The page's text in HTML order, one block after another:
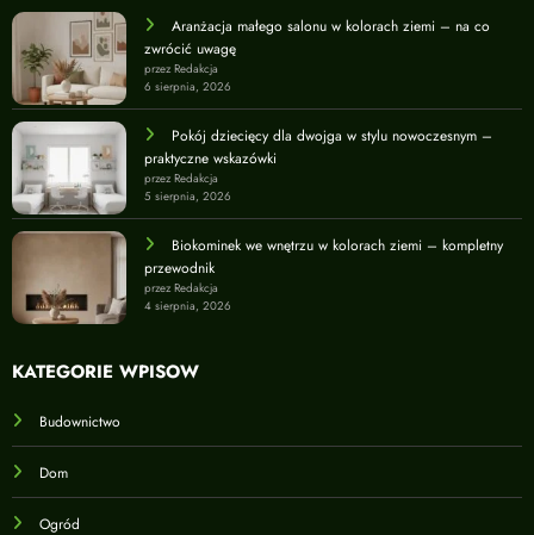
Aranżacja małego salonu w kolorach ziemi – na co
zwrócić uwagę
przez Redakcja
6 sierpnia, 2026
Pokój dziecięcy dla dwojga w stylu nowoczesnym –
praktyczne wskazówki
przez Redakcja
5 sierpnia, 2026
Biokominek we wnętrzu w kolorach ziemi – kompletny
przewodnik
przez Redakcja
4 sierpnia, 2026
KATEGORIE WPISÓW
Budownictwo
Dom
Ogród